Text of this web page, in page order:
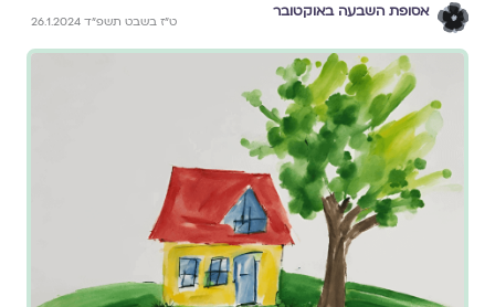
אסופת השבעה באוקטובר
ט״ז בשבט תשפ״ד 26.1.2024